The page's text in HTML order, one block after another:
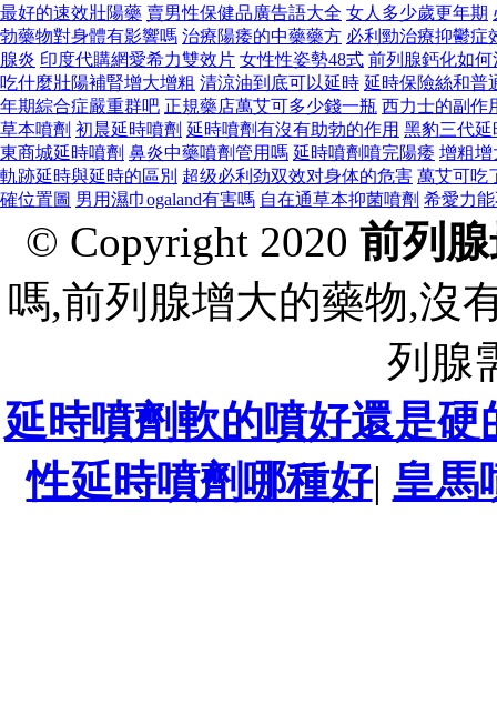
最好的速效壯陽藥 賣男性保健品廣告語大全 女人多少歲更年期
勃藥物對身體有影響嗎 治療陽痿的中藥藥方 必利勁治療抑鬱症
腺炎 印度代購網愛希力雙效片 女性性姿勢48式 前列腺鈣化如何
吃什麼壯陽補腎增大增粗 清涼油到底可以延時 延時保險絲和普
年期綜合症嚴重群吧 正規藥店萬艾可多少錢一瓶 西力士的副作
草本噴劑 初晨延時噴劑 延時噴劑有沒有助勃的作用 黑豹三代
東商城延時噴劑 鼻炎中藥噴劑管用嗎 延時噴劑噴完陽痿 增粗增
軌跡延時與延時的區別 超级必利劲双效对身体的危害 萬艾可吃
確位置圖 男用濕巾ogaland有害嗎 自在通草本抑菌噴劑 希愛力
© Copyright 2020 前列
嗎,前列腺增大的藥物,沒
列腺
延時噴劑軟的噴好還是硬
性延時噴劑哪種好| 皇馬